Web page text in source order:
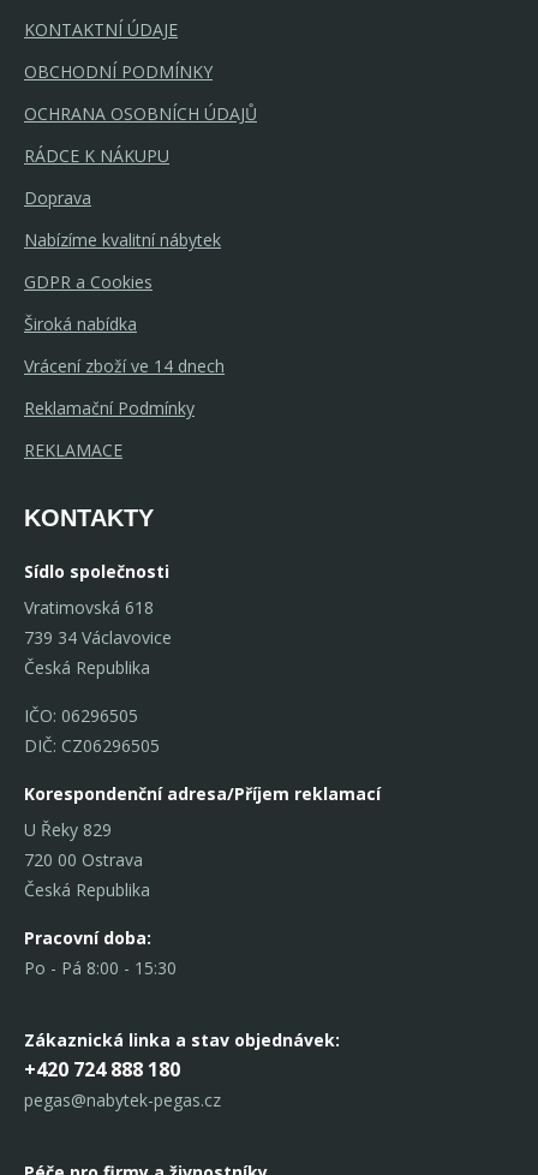
KONTAKTNÍ ÚDAJE
OBCHODNÍ PODMÍNKY
OCHRANA OSOBNÍCH ÚDAJŮ
RÁDCE K NÁKUPU
Doprava
Nabízíme kvalitní nábytek
GDPR a Cookies
Široká nabídka
Vrácení zboží ve 14 dnech
Reklamační Podmínky
REKLAMACE
KONTAKTY
Sídlo společnosti
Vratimovská 618
739 34 Václavovice
Česká Republika
IČO: 06296505
DIČ: CZ06296505
Korespondenční adresa/Příjem reklamací
U Řeky 829
720 00 Ostrava
Česká Republika
Pracovní doba:
Po - Pá 8:00 - 15:30
Zákaznická linka a stav objednávek:
+420 724 888 180
pegas@nabytek-pegas.cz